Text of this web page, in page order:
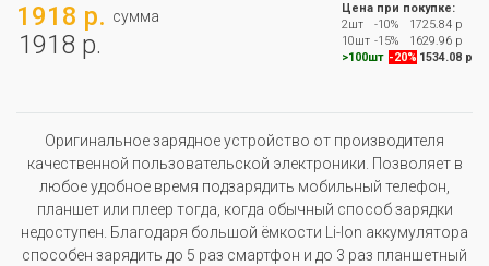
1918 р. сумма
1918 р.
Цена при покупке:
2шт
-10%
1725.84 р
10шт -15%
1629.96 р
>100шт -20% 1534.08 р
Оригинальное зарядное устройство от производителя
качественной пользовательской электроники. Позволяет в
любое удобное время подзарядить мобильный телефон,
планшет или плеер тогда, когда обычный способ зарядки
недоступен. Благодаря большой ёмкости Li-Ion аккумулятора
способен зарядить до 5 раз смартфон и до 3 раз планшетный